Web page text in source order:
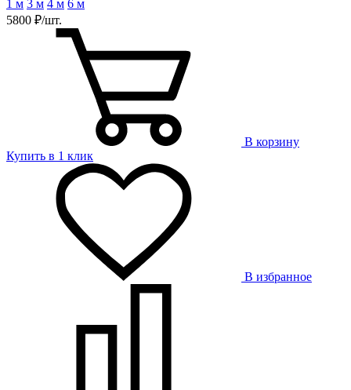
1 м 3 м 4 м 6 м
5800 ₽/шт.
В корзину
Купить в 1 клик
В избранное